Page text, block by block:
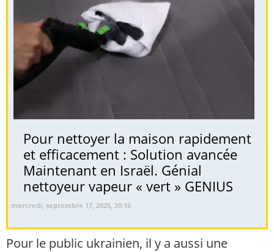
Pour nettoyer la maison rapidement
et efficacement : Solution avancée
Maintenant en Israël. Génial
nettoyeur vapeur « vert » GENIUS
mercredi, septembre 17, 2025, 20:16
Pour le public ukrainien, il y a aussi une